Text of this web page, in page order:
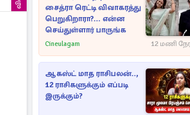
சைத்ரா ரெட்டி விவாகரத்து
பெறுகிறாரா?... என்ன
செய்துள்ளார் பாருங்க
Cineulagam 12 மணி
ஆகஸ்ட் மாத ராசிபலன்..,
12 ராசிகளுக்கும் எப்படி
இருக்கும்?